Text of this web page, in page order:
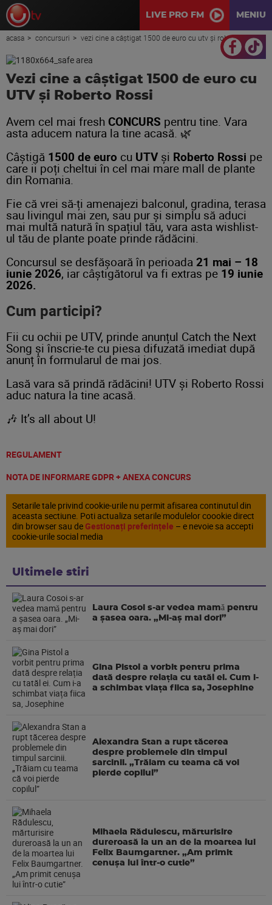
LIVE PRO FM MENIU
acasa concursuri vezi cine a câștigat 1500 de euro cu utv și roberto rossi
Vezi cine a câștigat 1500 de euro cu
UTV și Roberto Rossi
Avem cel mai fresh CONCURS pentru tine. Vara
asta aducem natura la tine acasă. 🌿
Câștigă 1500 de euro cu UTVși Roberto Rossi pe
care ii poți cheltui în cel mai mare mall de plante
din Romania.
Fie că vrei să-ți amenajezi balconul, gradina, terasa
sau livingul mai zen, sau pur și simplu să aduci
mai multă natură în spațiul tău, vara asta wishlist-
ul tău de plante poate prinde rădăcini.
Concursul se desfășoară în perioada 21 mai – 18
iunie 2026, iar câștigătorul va fi extras pe 19 iunie
2026.
Cum participi?
Fii cu ochii pe UTV, prinde anunțul Catch the Next
Song și înscrie-te cu piesa difuzată imediat după
anunț în formularul de mai jos.
Lasă vara să prindă rădăcini! UTV și Roberto Rossi
aduc natura la tine acasă.
🎶 It’s all about U!
REGULAMENT
NOTA DE INFORMARE GDPR + ANEXA CONCURS
Setarile tale privind cookie-urile nu permit afisarea continutul din
aceasta sectiune. Poti actualiza setarile modulelor coookie direct
din browser sau de Gestionați preferințele – e nevoie sa accepti
cookie-urile social media
Ultimele stiri
Laura Cosoi s-ar vedea mamǎ pentru
a şasea oara. „Mi-aș mai dori”
Gina Pistol a vorbit pentru prima
dată despre relația cu tatăl ei. Cum i-
a schimbat viața fiica sa, Josephine
Alexandra Stan a rupt tăcerea
despre problemele din timpul
sarcinii. „Trăiam cu teama că voi
pierde copilul”
Mihaela Rădulescu, mărturisire
dureroasă la un an de la moartea lui
Felix Baumgartner. „Am primit
cenușa lui într-o cutie”